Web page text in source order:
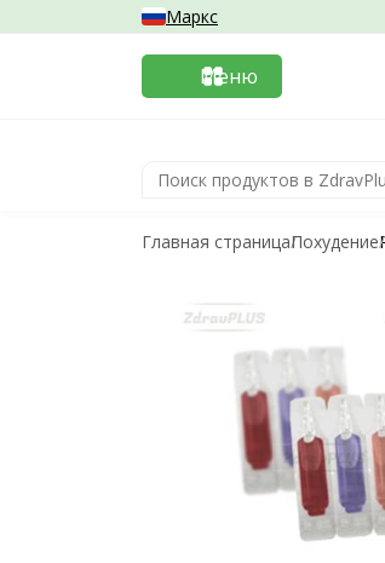
Маркс
Меню
Главная страницаПохудение